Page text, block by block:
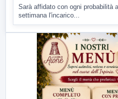
Sarà affidato con ogni probabilità
settimana l'incarico...